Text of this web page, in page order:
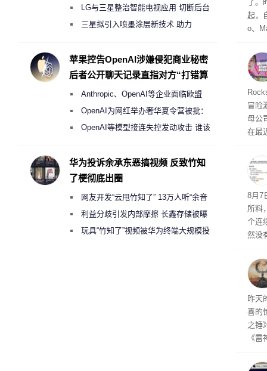
了
起，
o、
和
命令
起
防御
气将
发效
期
冒险
母公
在最
ss
悄
8月7
所料
个连
然没
有
着——
线
昨天
喜的
之锤
《
ox
月销售额不达标门店 将被逐步清退
LG与三星整治智能电视应用 切断后台
偷偷共享带宽的违规行为
三星拟引入喷墨涂层新技术 助力
度
苹果控告OpenAI涉嫌侵犯商业秘密
后者公开聊天记录直指对方“打错算
Anthropic、OpenAI等企业面临欧盟
《人工智能法案》全新执法权限审查
OpenAI为网红举办奢华夏令营被批：
2000美元一晚 遭讽“反乌托邦”
OpenAI等模型接连失控发动攻击 谁该
华为投诉余承东恶搞视频 反致竹知
了梗彻底出圈
网友开发“云甩竹知了” 13万人听“余音
绕梁”利益分歧引发内部摩擦 长鑫存储被曝
曾将华为驻场工程师驱逐出研发基地
玩具“竹知了”视频被华为终端大规模投